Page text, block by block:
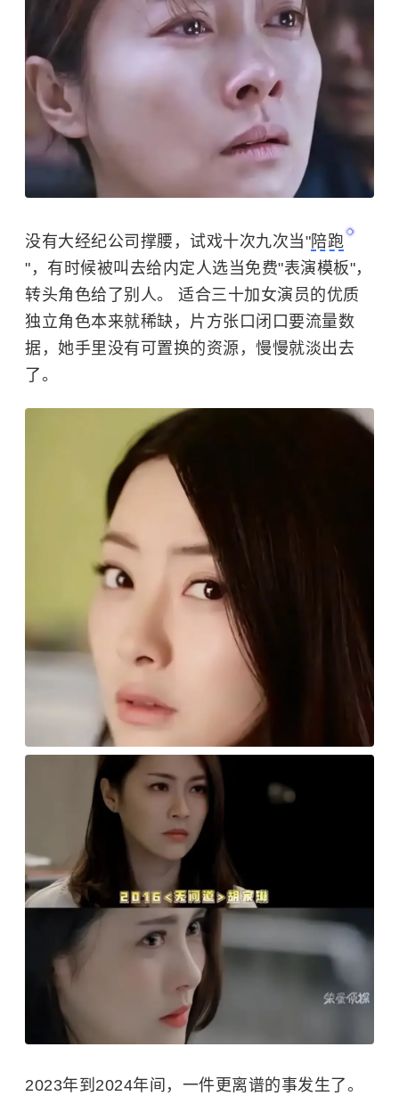
没有大经纪公司撑腰，试戏十次九次当"陪跑
"，有时候被叫去给内定人选当免费"表演模板"，
转头角色给了别人。 适合三十加女演员的优质
独立角色本来就稀缺，片方张口闭口要流量数
据，她手里没有可置换的资源，慢慢就淡出去
了。
2023年到2024年间，一件更离谱的事发生了。